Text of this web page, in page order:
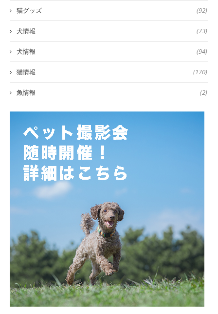
猫グッズ (92)
犬情報 (73)
犬情報 (94)
猫情報 (170)
魚情報 (2)